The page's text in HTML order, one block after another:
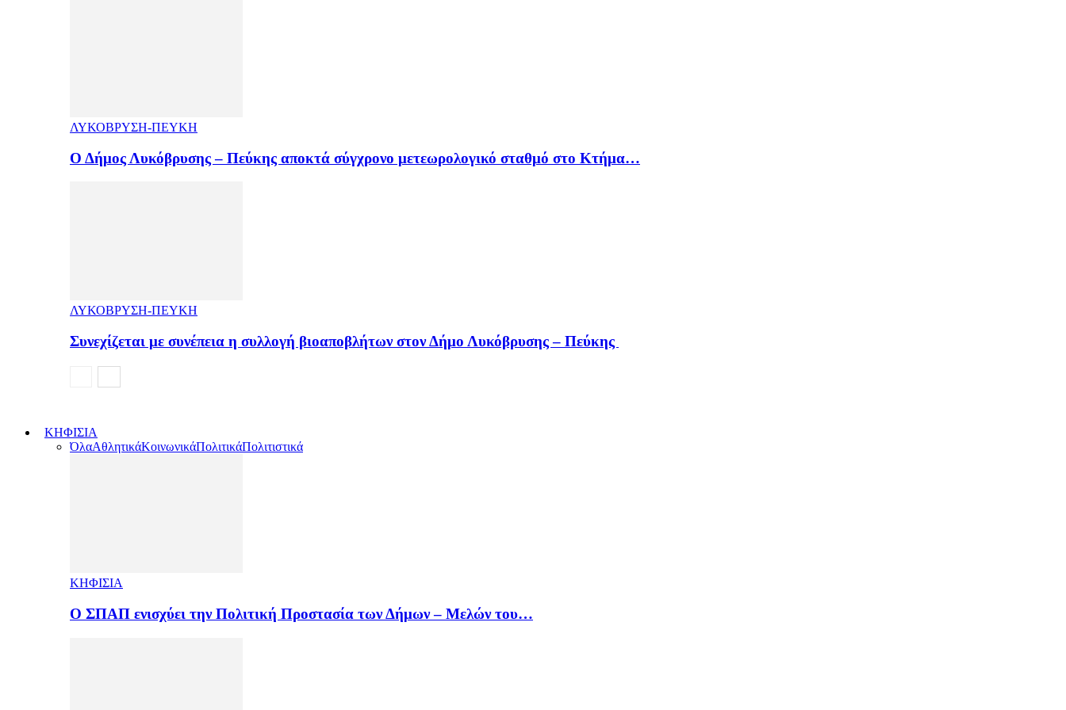
ΛΥΚΟΒΡΥΣΗ-ΠΕΥΚΗ
Ο Δήμος Λυκόβρυσης – Πεύκης αποκτά σύγχρονο μετεωρολογικό σταθμό στο Κτήμα…
ΛΥΚΟΒΡΥΣΗ-ΠΕΥΚΗ
Συνεχίζεται με συνέπεια η συλλογή βιοαποβλήτων στον Δήμο Λυκόβρυσης – Πεύκης
ΚΗΦΙΣΙΑ
ΌλαΑθλητικάΚοινωνικάΠολιτικάΠολιτιστικά
ΚΗΦΙΣΙΑ
Ο ΣΠΑΠ ενισχύει την Πολιτική Προστασία των Δήμων – Μελών του…